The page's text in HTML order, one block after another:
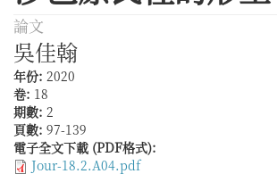
論文
吳佳翰
年份: 2020
卷: 18
期數: 2
頁數: 97-139
電子全文下載 (PDF格式):
Jour-18.2.A04.pdf